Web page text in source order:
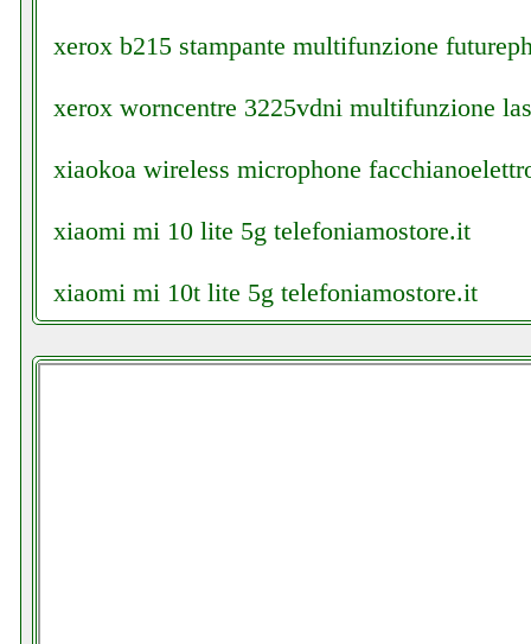
xerox b215 stampante multifunzione
xerox worncentre 3225vdni multifunzione
xiaokoa wireless microphone
xiaomi mi 10 lite 5g telefoniamostore.it
xiaomi mi 10t lite 5g telefoniamostore.it
xiaomi mi 10t lite telefoniamostore.it